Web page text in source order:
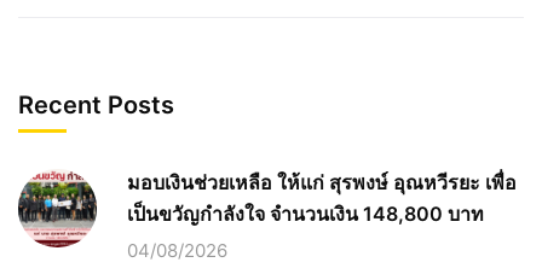
Recent Posts
มอบเงินช่วยเหลือ ให้แก่ สุรพงษ์ อุณหวีรยะ เพื่อ
เป็นขวัญกำลังใจ จำนวนเงิน 148,800 บาท
04/08/2026